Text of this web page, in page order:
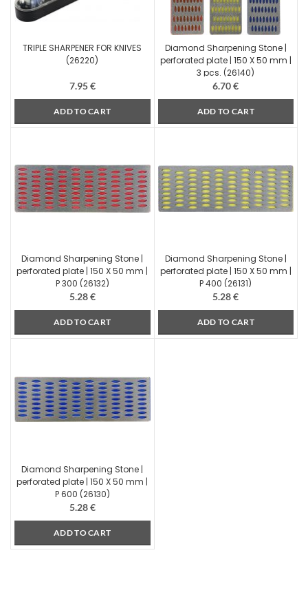
TRIPLE SHARPENER FOR KNIVES
(26220)
7.95€
ADD TO CART
Diamond Sharpening Stone |
perforated plate | 150 X 50 mm |
3 pcs. (26140)
6.70€
ADD TO CART
Diamond Sharpening Stone |
perforated plate | 150 X 50 mm |
P 300 (26132)
5.28€
ADD TO CART
Diamond Sharpening Stone |
perforated plate | 150 X 50 mm |
P 400 (26131)
5.28€
ADD TO CART
Diamond Sharpening Stone |
perforated plate | 150 X 50 mm |
P 600 (26130)
5.28€
ADD TO CART